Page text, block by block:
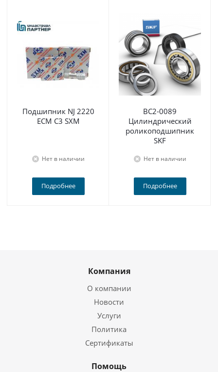
Подшипник NJ 2220
ECM C3 SXM
Нет в наличии
Подробнее
BC2-0089
Цилиндрический
роликоподшипник
SKF
Нет в наличии
Подробнее
Компания
О компании
Новости
Услуги
Политика
Сертификаты
Помощь